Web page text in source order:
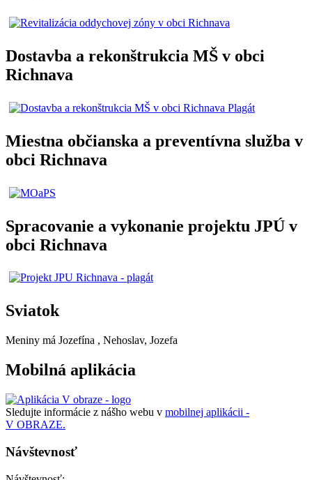
Dostavba a rekonštrukcia MŠ v obci
Richnava
Miestna občianska a preventívna služba v
obci Richnava
Spracovanie a vykonanie projektu JPÚ v
obci Richnava
Sviatok
Meniny má Jozefína , Nehoslav, Jozefa
Mobilná aplikácia
Sledujte informácie z nášho webu v mobilnej aplikácii -
V OBRAZE.
Návštevnosť